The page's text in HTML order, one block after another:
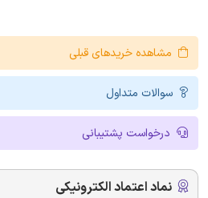
مشاهده خریدهای قبلی
سوالات متداول
درخواست پشتیبانی
نماد اعتماد الکترونیکی